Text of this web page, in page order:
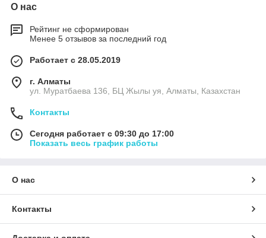
О нас
Рейтинг не сформирован
Менее 5 отзывов за последний год
Работает с 28.05.2019
г. Алматы
ул. Муратбаева 136, БЦ Жылы уя, Алматы, Казахстан
Контакты
Сегодня работает с 09:30 до 17:00
Показать весь график работы
О нас
Контакты